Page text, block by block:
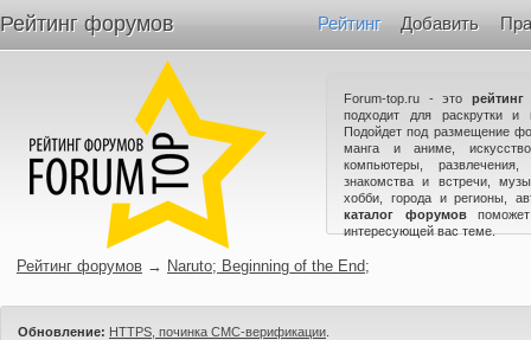
Рейтинг форумов Рейтинг Добавить
Forum-top.ru - это
подходит для раскрутки и
Подойдет под размещение
манга и аниме,
компьютеры,
знакомства и встречи,
хобби, города и регионы,
каталог форумов
интересующей вас теме.
Рейтинг форумов → Naruto; Beginning of the End;
Обновление: HTTPS, починка СМС-верификации